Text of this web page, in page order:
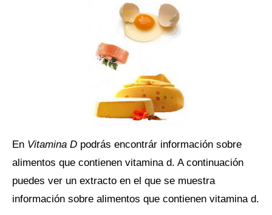
En Vitamina D podrás encontrár información sobre
alimentos que contienen vitamina d. A continuación
puedes ver un extracto en el que se muestra
información sobre alimentos que contienen vitamina d.